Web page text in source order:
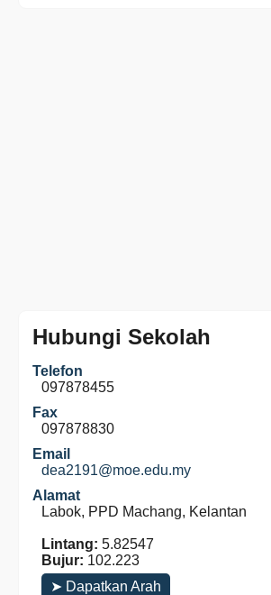
Hubungi Sekolah
Telefon
097878455
Fax
097878830
Email
dea2191@moe.edu.my
Alamat
Labok, PPD Machang, Kelantan
Lintang: 5.82547
Bujur: 102.223
➤ Dapatkan Arah